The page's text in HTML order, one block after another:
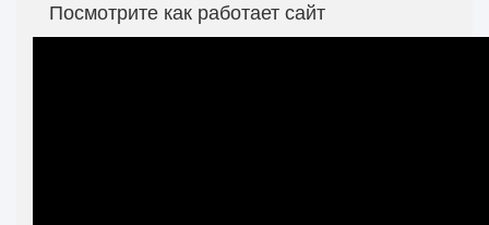
Посмотрите как работает сайт